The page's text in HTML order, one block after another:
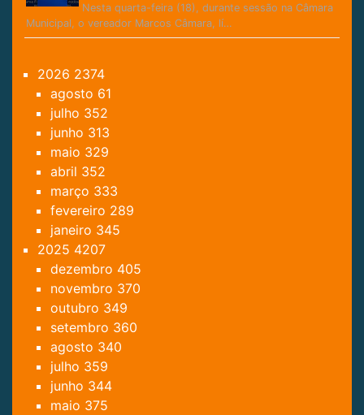
Nesta quarta-feira (18), durante sessão na Câmara
Municipal, o vereador Marcos Câmara, lí…
2026 2374
agosto 61
julho 352
junho 313
maio 329
abril 352
março 333
fevereiro 289
janeiro 345
2025 4207
dezembro 405
novembro 370
outubro 349
setembro 360
agosto 340
julho 359
junho 344
maio 375